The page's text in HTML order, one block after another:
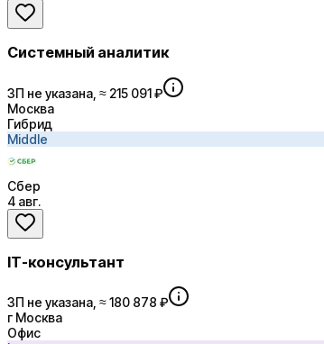
Системный аналитик
ЗП не указана, ≈ 215 091 ₽
Москва
Гибрид
Middle
Сбер
4 авг.
IT-консультант
ЗП не указана, ≈ 180 878 ₽
г Москва
Офис